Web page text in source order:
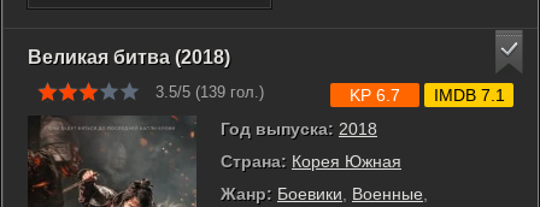
однажды решает передать редактору ...
Великая битва (2018)
3.5/5 (139 гол.)
Год выпуска: 2018
Страна: Корея Южная
Жанр: Боевики Военные
KP 6.7 IMDB 7.1